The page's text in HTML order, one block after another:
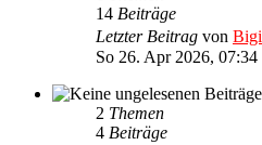
14 Beiträge
Letzter Beitrag von Bigi
So 26. Apr 2026, 07:34
2 Themen
4 Beiträge